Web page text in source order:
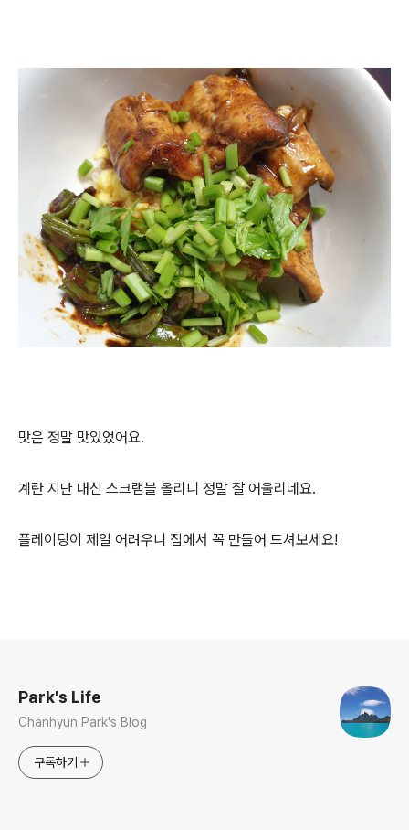
맛은 정말 맛있었어요.
계란 지단 대신 스크램블 올리니 정말 잘 어울리네요.
플레이팅이 제일 어려우니 집에서 꼭 만들어 드셔보세요!
Park's Life
Chanhyun Park's Blog
구독하기